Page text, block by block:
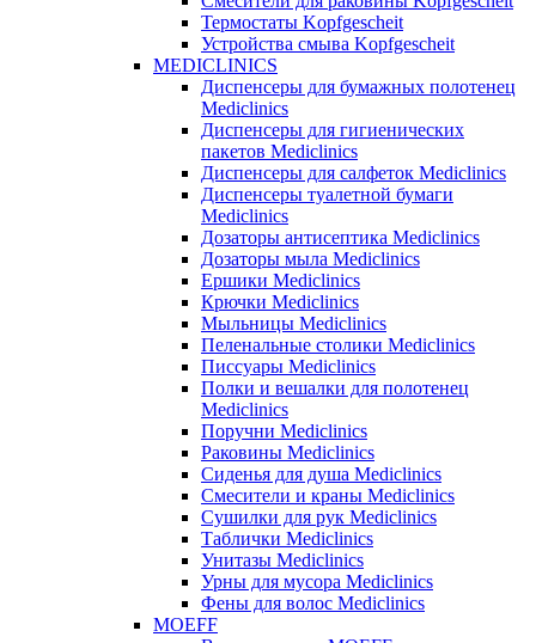
Термостаты Kopfgescheit
Устройства смыва Kopfgescheit
MEDICLINICS
Диспенсеры для бумажных полотенец
Mediclinics
Диспенсеры для гигиенических
пакетов Mediclinics
Диспенсеры для салфеток Mediclinics
Диспенсеры туалетной бумаги
Mediclinics
Дозаторы антисептика Mediclinics
Дозаторы мыла Mediclinics
Ершики Mediclinics
Крючки Mediclinics
Мыльницы Mediclinics
Пеленальные столики Mediclinics
Писсуары Mediclinics
Полки и вешалки для полотенец
Mediclinics
Поручни Mediclinics
Раковины Mediclinics
Сиденья для душа Mediclinics
Смесители и краны Mediclinics
Сушилки для рук Mediclinics
Таблички Mediclinics
Унитазы Mediclinics
Урны для мусора Mediclinics
Фены для волос Mediclinics
MOEFF